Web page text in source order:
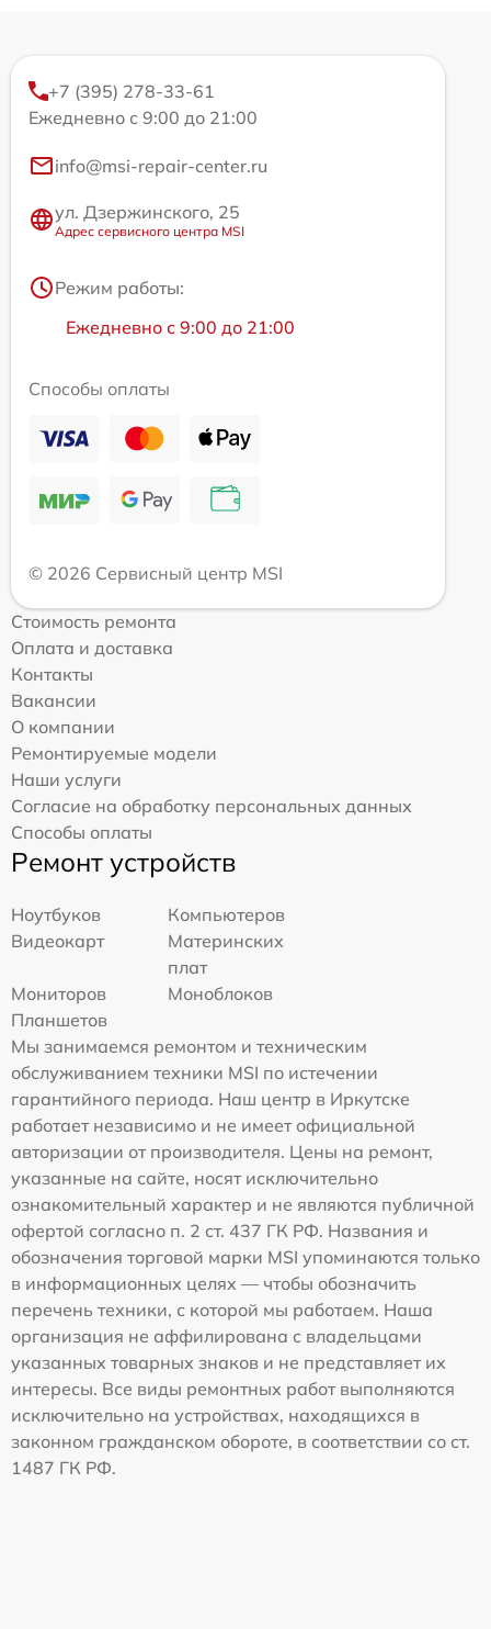
+7 (395) 278-33-61
Ежедневно с 9:00 до 21:00
info@msi-repair-center.ru
ул. Дзержинского, 25
Адрес сервисного центра MSI
Режим работы:
Ежедневно с 9:00 до 21:00
Способы оплаты
© 2026 Сервисный центр MSI
Стоимость ремонта
Оплата и доставка
Контакты
Вакансии
О компании
Ремонтируемые модели
Наши услуги
Согласие на обработку персональных данных
Способы оплаты
Ремонт устройств
Ноутбуков
Компьютеров
Видеокарт
Материнских
плат
Мониторов
Моноблоков
Планшетов
Мы занимаемся ремонтом и техническим
обслуживанием техники MSI по истечении
гарантийного периода. Наш центр в Иркутске
работает независимо и не имеет официальной
авторизации от производителя. Цены на ремонт,
указанные на сайте, носят исключительно
ознакомительный характер и не являются публичной
офертой согласно п. 2 ст. 437 ГК РФ. Названия и
обозначения торговой марки MSI упоминаются только
в информационных целях — чтобы обозначить
перечень техники, с которой мы работаем. Наша
организация не аффилирована с владельцами
указанных товарных знаков и не представляет их
интересы. Все виды ремонтных работ выполняются
исключительно на устройствах, находящихся в
законном гражданском обороте, в соответствии со ст.
1487 ГК РФ.